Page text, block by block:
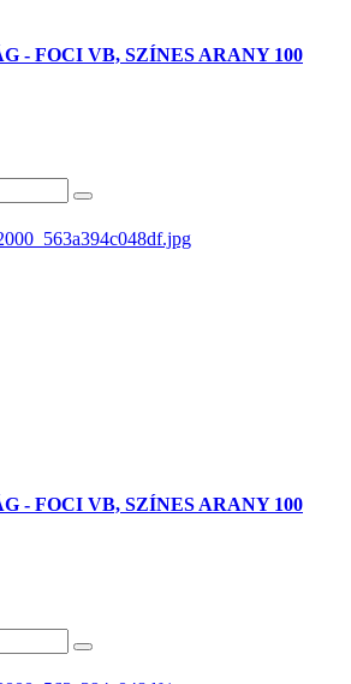
- FOCI VB, SZÍNES ARANY 100
- FOCI VB, SZÍNES ARANY 100